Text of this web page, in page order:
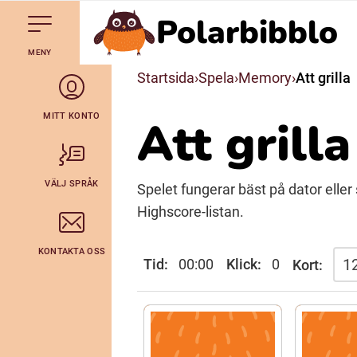
Till navigering av sidans innehåll
Hoppa till sidans huvudinnehåll
Bidumsámegiella (Pitesamiska)
Lovari (Romska)
MENY Gå till startsidanPolarbibblo
MITT KONTO
VÄLJ SPRÅK
KONTAKTA OSS
Startsida Spela Memory Att grilla
Att grilla
Spelet fungerar bäst på dator
Highscore-listan.
Tid: 00:00 Klick: 0 Kort: